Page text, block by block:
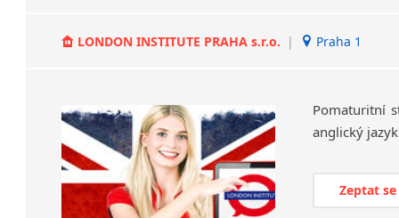
LONDON INSTITUTE PRAHA s.r.o. | Praha 1
Pomaturitní
anglický jazyk
Zeptat